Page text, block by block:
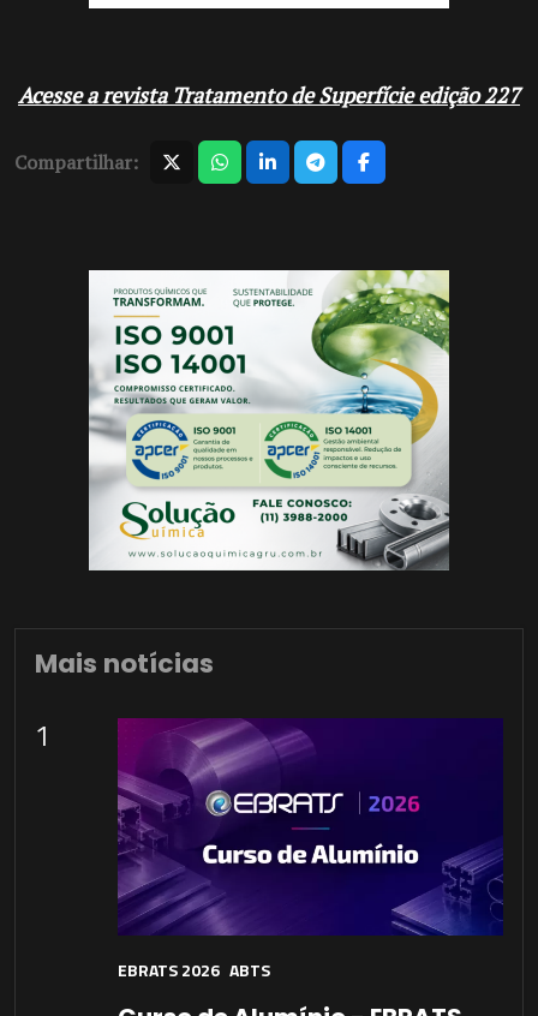
Acesse a revista Tratamento de Superfície edição 227
Compartilhar:
Mais notícias
1
EBRATS 2026 ABTS